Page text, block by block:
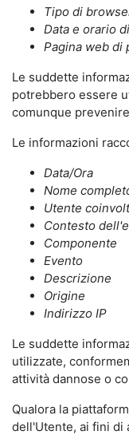
Tipo di
Data e orario
Pagina web di
Le suddette
potrebbero essere
comunque
Le informazioni
Data/Ora
Nome
Utente
Contesto
Componente
Evento
Descrizione
Origine
Indirizzo IP
Le suddette
utilizzate,
attività dannose o
Qualora la
dell'Utente, ai fini di